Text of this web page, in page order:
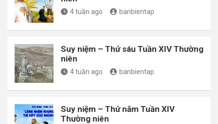
4 tuần ago banbientap
Suy niệm – Thứ sáu Tuần XIV Thường
niên
4 tuần ago banbientap
Suy niệm – Thứ năm Tuần XIV
Thường niên